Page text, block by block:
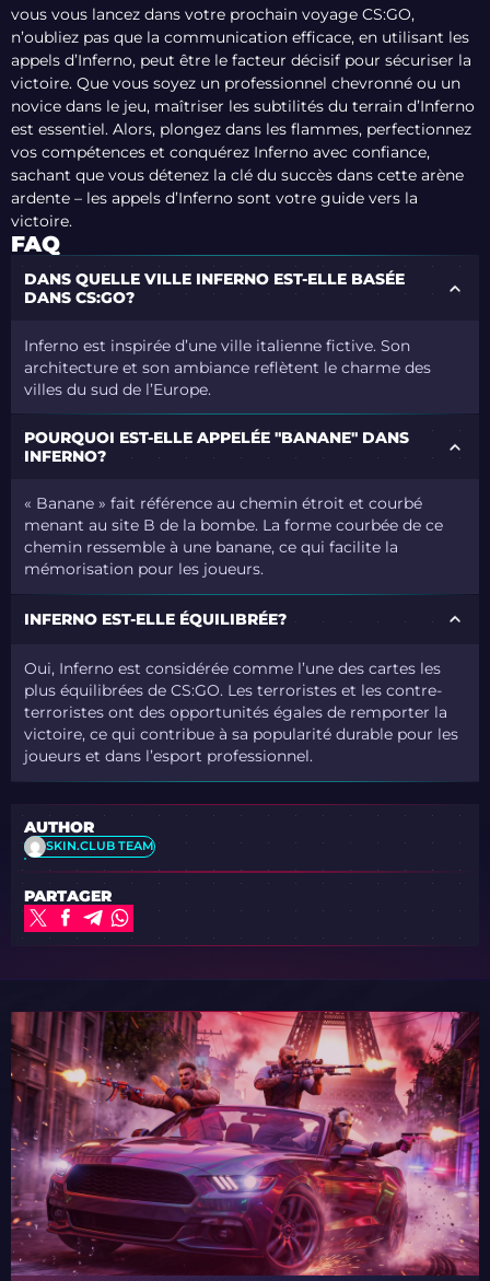
vous vous lancez dans votre prochain voyage CS:GO,
n’oubliez pas que la communication efficace, en utilisant les
appels d’Inferno, peut être le facteur décisif pour sécuriser la
victoire. Que vous soyez un professionnel chevronné ou un
novice dans le jeu, maîtriser les subtilités du terrain d’Inferno
est essentiel. Alors, plongez dans les flammes, perfectionnez
vos compétences et conquérez Inferno avec confiance,
sachant que vous détenez la clé du succès dans cette arène
ardente – les appels d’Inferno sont votre guide vers la
victoire.
FAQ
DANS QUELLE VILLE INFERNO EST-ELLE BASÉE
DANS CS:GO?
Inferno est inspirée d’une ville italienne fictive. Son
architecture et son ambiance reflètent le charme des
villes du sud de l’Europe.
POURQUOI EST-ELLE APPELÉE "BANANE" DANS
INFERNO?
« Banane » fait référence au chemin étroit et courbé
menant au site B de la bombe. La forme courbée de ce
chemin ressemble à une banane, ce qui facilite la
mémorisation pour les joueurs.
INFERNO EST-ELLE ÉQUILIBRÉE?
Oui, Inferno est considérée comme l’une des cartes les
plus équilibrées de CS:GO. Les terroristes et les contre-
terroristes ont des opportunités égales de remporter la
victoire, ce qui contribue à sa popularité durable pour les
joueurs et dans l’esport professionnel.
AUTHOR
SKIN.CLUB TEAM
PARTAGER